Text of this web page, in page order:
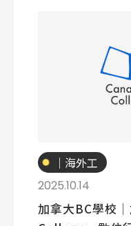
｜海外工
讀
2025.10.14
加拿大BC學校